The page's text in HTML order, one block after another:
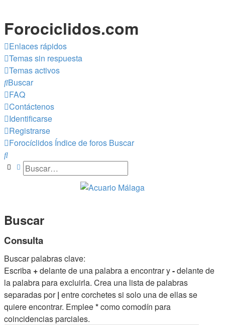
Forociclidos.com
Enlaces rápidos
Temas sin respuesta
Temas activos
Buscar
FAQ
Contáctenos
Identificarse
Registrarse
Forocíclidos Índice de foros Buscar
Buscar
BuscarBúsqueda avanzada
Buscar
Consulta
Buscar palabras clave:
Escriba +delante de una palabra a encontrar y-delante de
la palabra para excluirla. Crea una lista de palabras
separadas por| entre corchetes si solo una de ellas se
quiere encontrar. Emplee*como comodín para
coincidencias parciales.